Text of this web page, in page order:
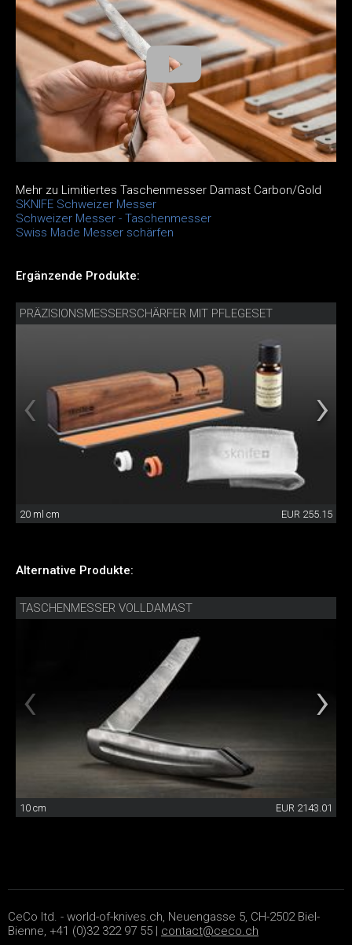
Mehr zu Limitiertes Taschenmesser Damast Carbon/Gold
SKNIFE Schweizer Messer
Schweizer Messer - Taschenmesser
Swiss Made Messer schärfen
Ergänzende Produkte:
PRÄZISIONSMESSERSCHÄRFER MIT PFLEGESET
20 ml cm EUR 255.15
Alternative Produkte:
TASCHENMESSER VOLLDAMAST
10 cm EUR 2143.01
CeCo ltd. - world-of-knives.ch, Neuengasse 5, CH-2502 Biel-
Bienne, +41 (0)32 322 97 55 | contact@ceco.ch